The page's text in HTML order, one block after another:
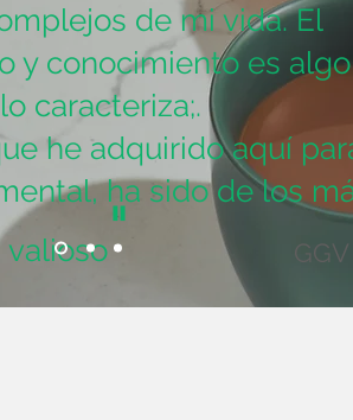
de mi vida. El
y conocimiento es algo
caracteriza;.
he adquirido aquí
ha sido de los
valioso" GGV